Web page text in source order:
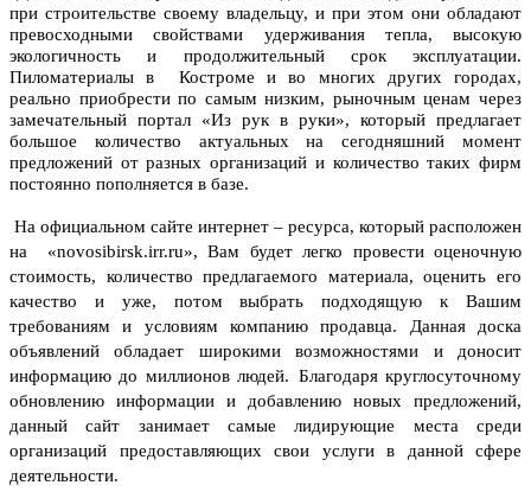
при строительстве своему владельцу, и при этом они обладают
превосходными свойствами удерживания тепла, высокую
экологичность и продолжительный срок эксплуатации.
Пиломатериалы в Костроме и во многих других городах,
реально приобрести по самым низким, рыночным ценам через
замечательный портал «Из рук в руки», который предлагает
большое количество актуальных на сегодняшний момент
предложений от разных организаций и количество таких фирм
постоянно пополняется в базе.
На официальном сайте интернет – ресурса, который расположен
на «novosibirsk.irr.ru», Вам будет легко провести оценочную
стоимость, количество предлагаемого материала, оценить его
качество и уже, потом выбрать подходящую к Вашим
требованиям и условиям компанию продавца. Данная доска
объявлений обладает широкими возможностями и доносит
информацию до миллионов людей. Благодаря круглосуточному
обновлению информации и добавлению новых предложений,
данный сайт занимает самые лидирующие места среди
организаций предоставляющих свои услуги в данной сфере
деятельности.